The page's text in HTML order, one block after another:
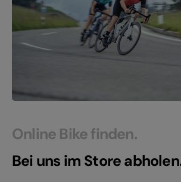
Online Bike finden.
Bei uns im Store